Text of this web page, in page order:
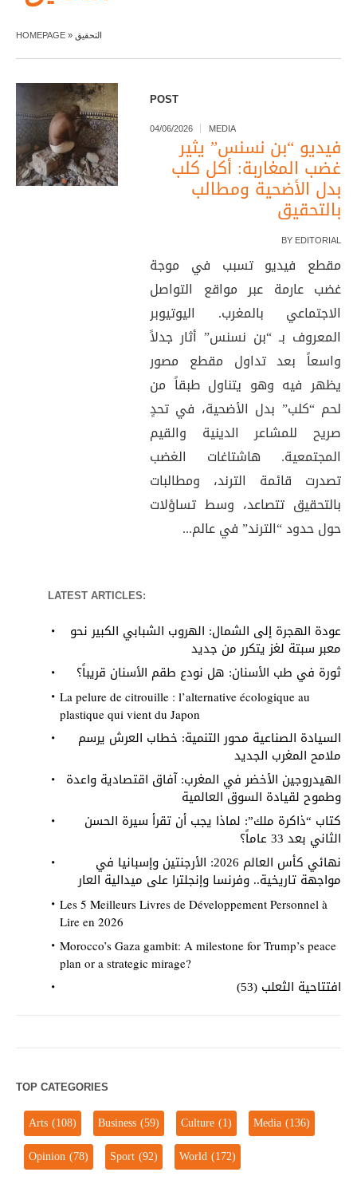
HOMEPAGE » التحقيق
POST
04/06/2026 MEDIA
فيديو “بن نسنس” يثير
غضب المغاربة: أكل كلب
بدل الأضحية ومطالب
بالتحقيق
BY EDITORIAL
مقطع فيديو تسبب في موجة
غضب عارمة عبر مواقع التواصل
الاجتماعي بالمغرب. اليوتيوبر
المعروف بـ “بن نسنس” أثار جدلاً
واسعاً بعد تداول مقطع مصور
يظهر فيه وهو يتناول طبقاً من
لحم “كلب” بدل الأضحية، في تحدٍ
صريح للمشاعر الدينية والقيم
المجتمعية. هاشتاغات الغضب
تصدرت قائمة الترند، ومطالبات
بالتحقيق تتصاعد، وسط تساؤلات
حول حدود “الترند” في عالم...
LATEST ARTICLES:
عودة الهجرة إلى الشمال: الهروب الشبابي الكبير نحو
معبر سبتة لغز يتكرر من جديد
ثورة في طب الأسنان: هل نودع طقم الأسنان قريباً؟
La pelure de citrouille : l’alternative écologique au
plastique qui vient du Japon
السيادة الصناعية محور التنمية: خطاب العرش يرسم
ملامح المغرب الجديد
الهيدروجين الأخضر في المغرب: آفاق اقتصادية واعدة
وطموح لقيادة السوق العالمية
كتاب “ذاكرة ملك”: لماذا يجب أن تقرأ سيرة الحسن
الثاني بعد 33 عاماً؟
نهائي كأس العالم 2026: الأرجنتين وإسبانيا في
مواجهة تاريخية.. وفرنسا وإنجلترا على ميدالية العار
Les 5 Meilleurs Livres de Développement Personnel à
Lire en 2026
Morocco’s Gaza gambit: A milestone for Trump’s peace
plan or a strategic mirage?
افتتاحية الثعلب (53)
TOP CATEGORIES
Arts(108) Business(59) Culture(1) Media(136)
Opinion(78) Sport(92) World(172)